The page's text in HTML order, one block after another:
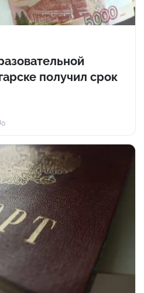
получил срок
0